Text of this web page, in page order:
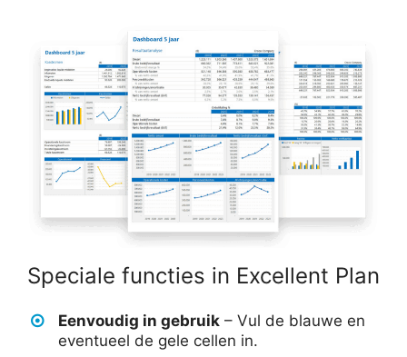
Speciale functies in Excellent Plan
Eenvoudig in gebruik – Vul de blauwe en
eventueel de gele cellen in.